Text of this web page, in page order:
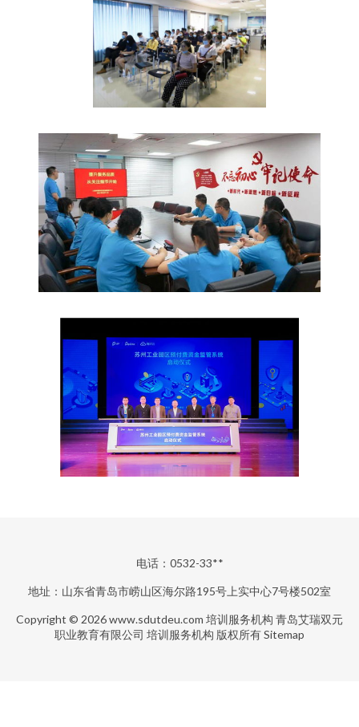
电话：0532-33**
地址：山东省青岛市崂山区海尔路195号上实中心7号楼502室
Copyright © 2026www.sdutdeu.com 培训服务机构 青岛艾瑞双元
职业教育有限公司 培训服务机构 版权所有Sitemap